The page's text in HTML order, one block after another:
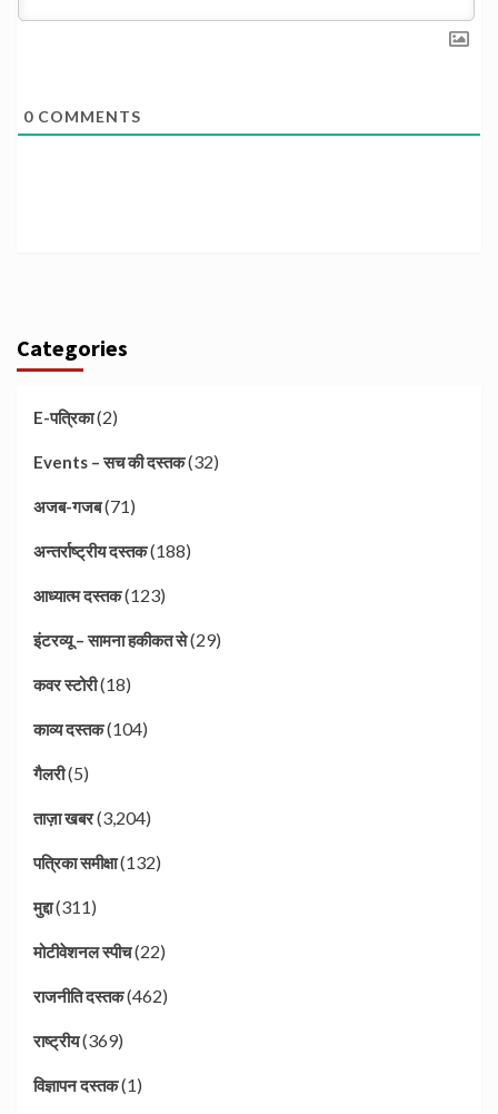
0 COMMENTS
Categories
E-पत्रिका(2)
Events – सच की दस्तक(32)
अजब-गजब(71)
अन्तर्राष्ट्रीय दस्तक(188)
आध्यात्म दस्तक(123)
इंटरव्यू – सामना हकीकत से(29)
कवर स्टोरी(18)
काव्य दस्तक(104)
गैलरी(5)
ताज़ा खबर(3,204)
पत्रिका समीक्षा(132)
मुद्दा(311)
मोटीवेशनल स्पीच(22)
राजनीति दस्तक(462)
राष्ट्रीय(369)
विज्ञापन दस्तक(1)